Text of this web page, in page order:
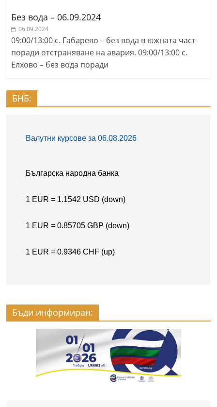
Без вода – 06.09.2024
06.09.2024
09:00/13:00 с. Габарево – без вода в южната част
поради отстраняване на авария. 09:00/13:00 с.
Елхово – без вода поради
БНБ:
Бъди информиран: